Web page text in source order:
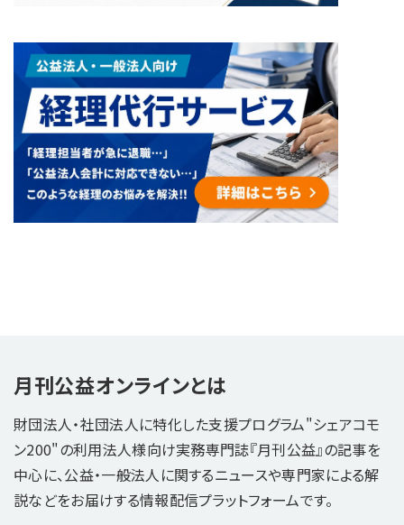
月刊公益オンラインとは
財団法人・社団法人に特化した支援プログラム"シェアコモ
ン200"の利用法人様向け実務専門誌『月刊公益』の記事を
中心に、公益・一般法人に関するニュースや専門家による解
説などをお届けする情報配信プラットフォームです。